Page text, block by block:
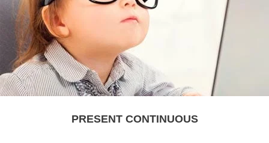
PRESENT CONTINUOUS